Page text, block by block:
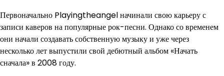
Первоначально Playingtheangel начинали свою карьеру с
записи каверов на популярные рок-песни. Однако со временем
они начали создавать собственную музыку и уже через
несколько лет выпустили свой дебютный альбом «Начать
сначала» в 2008 году.